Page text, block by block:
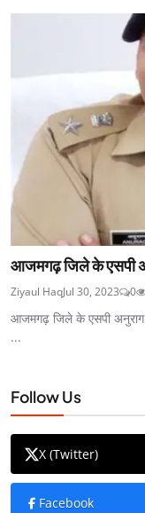
आजमगढ़ जिले के एसपी
Ziyaul HaqJul 30, 2023 0
आजमगढ़ जिले के एसपी अनुराग
...
Follow Us
X (Twitter)
Facebook